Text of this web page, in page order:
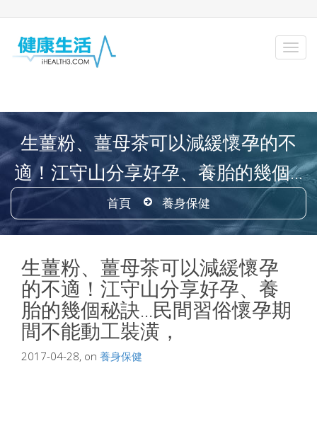
生薑粉、薑母茶可以減緩懷孕的不
適！江守山分享好孕、養胎的幾個...
首頁 養身保健
生薑粉、薑母茶可以減緩懷孕
的不適！江守山分享好孕、養
胎的幾個秘訣...民間習俗懷孕期
間不能動工裝潢，
2017-04-28, on 養身保健